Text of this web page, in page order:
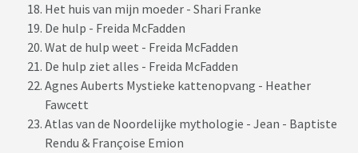
Het huis van mijn moeder - Shari Franke
De hulp - Freida McFadden
Wat de hulp weet - Freida McFadden
De hulp ziet alles - Freida McFadden
Agnes Auberts Mystieke kattenopvang - Heather
Fawcett
Atlas van de Noordelijke mythologie - Jean - Baptiste
Rendu & Françoise Emion